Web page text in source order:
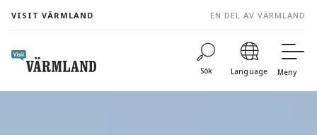
content
VISIT VÄRMLAND EN DEL AV VÄRMLAND
Sök Language Meny